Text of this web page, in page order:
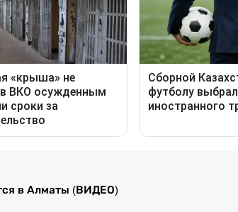
в Алматы (ВИДЕО)